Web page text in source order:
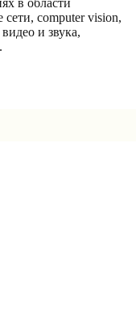
в области
сети, computer vision,
и звука,